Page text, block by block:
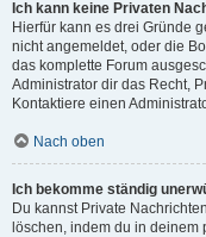
Ich kann keine Privaten
Hierfür kann es drei Gründe
nicht angemeldet, oder die
das komplette Forum
Administrator dir das Recht,
Kontaktiere einen
Nach oben
Ich bekomme ständig
Du kannst Private
löschen, indem du in